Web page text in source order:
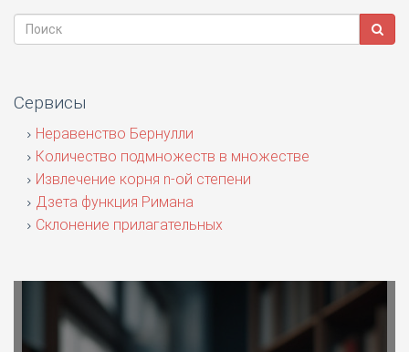
Сервисы
Неравенство Бернулли
Количество подмножеств в множестве
Извлечение корня n-ой степени
Дзета функция Римана
Склонение прилагательных